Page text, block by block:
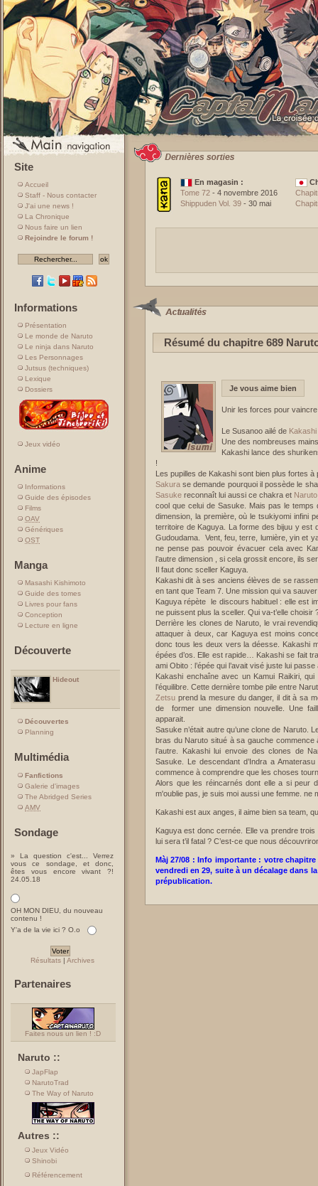
Site
Accueil
Staff - Nous contacter
J'ai une news !
La Chronique
Nous faire un lien
Rejoindre le forum !
Informations
Présentation
Le monde de Naruto
Le ninja dans Naruto
Les Personnages
Jutsus (techniques)
Lexique
Dossiers
Jeux vidéo
Anime
Informations
Guide des épisodes
Films
OAV
Génériques
OST
Manga
Masashi Kishimoto
Guide des tomes
Livres pour fans
Conception
Lecture en ligne
Découverte
Hideout
Découvertes
Planning
Multimédia
Fanfictions
Galerie d'images
The Abridged Series
AMV
Sondage
» La question c'est... Verrez
vous ce sondage, et donc,
êtes vous encore vivant ?!
24.05.18
OH MON DIEU, du nouveau
contenu !
Y'a de la vie ici ? O.o
Résultats| Archives
Partenaires
Faites nous un lien ! :D
Naruto ::
JapFlap
NarutoTrad
The Way of Naruto
Autres ::
Jeux Vidéo
Shinobi
Référencement
En magasin :
Tome 72 - 4 novembre 2016
Shippuden Vol. 39 - 30 mai
Résumé du chapitre 689
Je vous aime bien
Unir les forces pour
Le Susanoo ailé de Kakashi
Une des nombreuses
Kakashi lance des
!
Les pupilles de Kakashi sont bien plus fortes
Sakura se demande pourquoi il possède le
Sasuke reconnaît lui aussi ce chakra et Naruto
cool que celui de Sasuke. Mais pas le temps
dimension, la première, où le tsukiyomi infini
territoire de Kaguya. La forme des bijuu y est
Gudoudama. Vent, feu, terre, lumière, yin et
ne pense pas pouvoir évacuer cela avec
l’autre dimension , si cela grossit encore, ils
Il faut donc sceller Kaguya.
Kakashi dit à ses anciens élèves de se
en tant que Team 7. Une mission qui va
Kaguya répète le discours habituel : elle est
ne puissent plus la sceller. Qui va-t’elle choisir
Derrière les clones de Naruto, le vrai
attaquer à deux, car Kaguya est moins
donc tous les deux vers la déesse. Kakashi
épées d’os. Elle est rapide… Kakashi se fait
ami Obito : l’épée qui l’avait visé juste lui
Kakashi enchaîne avec un Kamui Raikiri,
l’équilibre. Cette dernière tombe pile entre
Zetsu prend la mesure du danger, il dit à sa
de former une dimension nouvelle. Une
apparait.
Sasuke n’était autre qu’une clone de Naruto.
bras du Naruto situé à sa gauche
l’autre. Kakashi lui envoie des clones de
Sasuke. Le descendant d’Indra a
commence à comprendre que les choses
Alors que les réincarnés dont elle a si peur
m'oublie pas, je suis moi aussi une femme. ne
Kakashi est aux anges, il aime bien sa team,
Kaguya est donc cernée. Elle va prendre
lui sera t’il fatal ? C’est-ce que nous
Màj 27/08 : Info importante : votre
vendredi en 29, suite à un décalage dans
prépublication.